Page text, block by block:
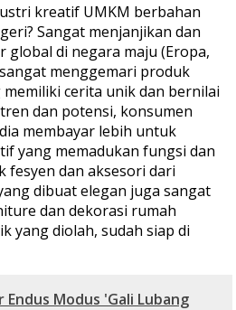
kreatif UMKM berbahan
Sangat menjanjikan dan
global di negara maju (Eropa,
menggemari produk
cerita unik dan bernilai
dan potensi, konsumen
membayar lebih untuk
yang memadukan fungsi dan
fesyen dan aksesori dari
dibuat elegan juga sangat
dan dekorasi rumah
yang diolah, sudah siap di
Endus Modus 'Gali Lubang